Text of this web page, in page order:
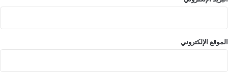
د
ا
ق
ا
الموقع الإلكتروني